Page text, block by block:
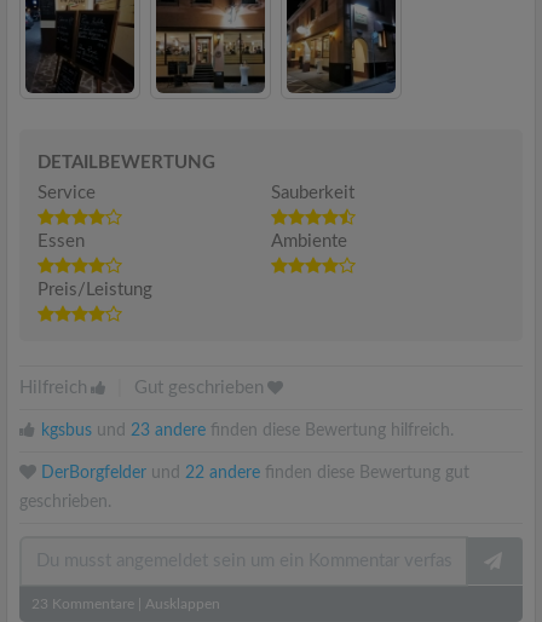
DETAILBEWERTUNG
Service
Sauberkeit
Essen Ambiente
Preis/Leistung
Hilfreich Gut geschrieben
kgsbus und 23 andere finden diese Bewertung hilfreich.
DerBorgfelder und 22 andere finden diese Bewertung gut
geschrieben.
23 Kommentare Ausklappen